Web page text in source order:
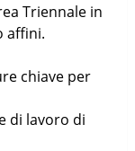
Triennale in
affini.
chiave per
di lavoro di